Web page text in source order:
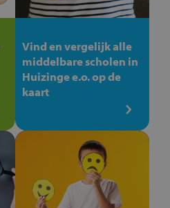
Vind en vergelijk alle
middelbare scholen in
Huizinge e.o. op de
kaart